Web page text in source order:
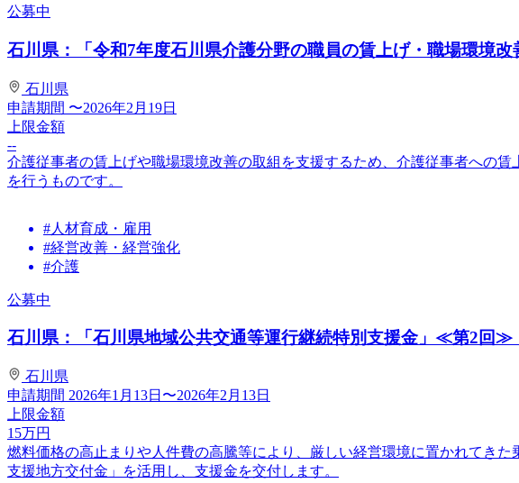
公募中
石川県：「令和7年度石川県介護分野の職員の賃上げ・職場環境改
石川県
申請期間 〜2026年2月19日
上限金額
--
介護従事者の賃上げや職場環境改善の取組を支援するため、介護従事者への
を行うものです。
#人材育成・雇用
#経営改善・経営強化
#介護
公募中
石川県：「石川県地域公共交通等運行継続特別支援金」≪第2回≫
石川県
申請期間 2026年1月13日〜2026年2月13日
上限金額
15万円
燃料価格の高止まりや人件費の高騰等により、厳しい経営環境に置かれてき
支援地方交付金」を活用し、支援金を交付します。